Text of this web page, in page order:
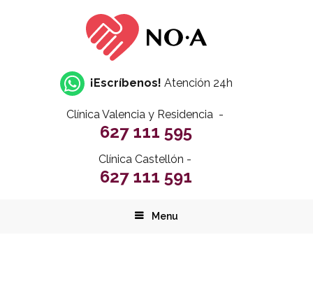
¡Escríbenos! Atención 24h
Clínica Valencia y Residencia -
627 111 595
Clínica Castellón -
627 111 591
Menu